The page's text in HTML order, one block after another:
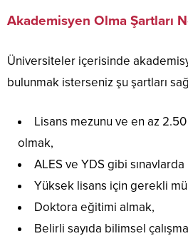
Akademisyen Olma Şartları
Üniversiteler içerisinde
bulunmak isterseniz şu şartları
Lisans mezunu ve en az
olmak,
ALES ve YDS gibi sınavlarda
Yüksek lisans için gerekli
Doktora eğitimi almak,
Belirli sayıda bilimsel